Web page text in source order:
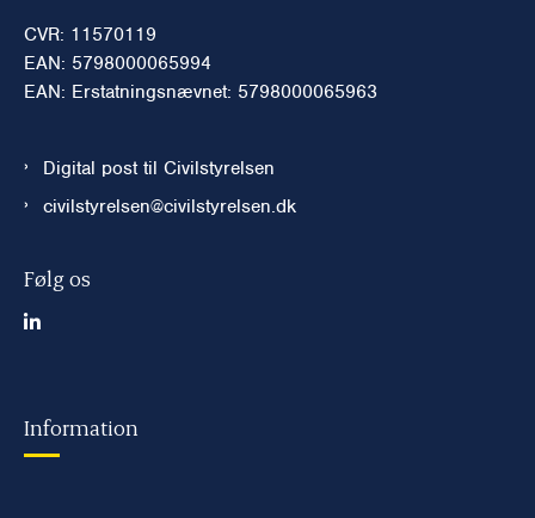
CVR: 11570119
EAN: 5798000065994
EAN: Erstatningsnævnet: 5798000065963
Digital post til Civilstyrelsen
civilstyrelsen@civilstyrelsen.dk
Følg os
Information